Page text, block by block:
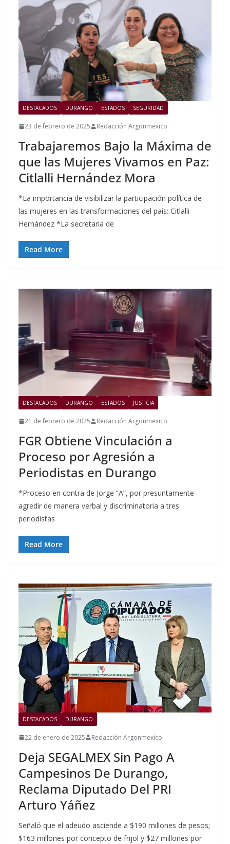
DESTACADOS DURANGO ESTADOS SEGURIDAD
23 de febrero de 2025 Redacción Argonmexico
Trabajaremos Bajo la Máxima de
que las Mujeres Vivamos en Paz:
Citlalli Hernández Mora
*La importancia de visibilizar la participación política de
las mujeres en las transformaciones del país: Citlalli
Hernández *La secretaria de
Read More
DESTACADOS DURANGO ESTADOS JUSTICIA
21 de febrero de 2025 Redacción Argonmexico
FGR Obtiene Vinculación a
Proceso por Agresión a
Periodistas en Durango
*Proceso en contra de Jorge “A”, por presuntamente
agredir de manera verbal y discriminatoria a tres
periodistas
Read More
DESTACADOS DURANGO
22 de enero de 2025 Redacción Argonmexico
Deja SEGALMEX Sin Pago A
Campesinos De Durango,
Reclama Diputado Del PRI
Arturo Yáñez
Señaló que el adeudo asciende a $190 millones de pesos;
$163 millones por concepto de frijol y $27 millones por